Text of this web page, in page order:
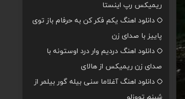
ریمیکس رپ اینستا
دانلود اهنگ یکم فکر کن به حرفام باز توی
پاییز با صدای زن
دانلود اهنگ دردیم وار درد اوستونه با
صدای زن ریمیکس از هالای
دانلود اهنگ آغلاما سنی بیله گور بیلمر از